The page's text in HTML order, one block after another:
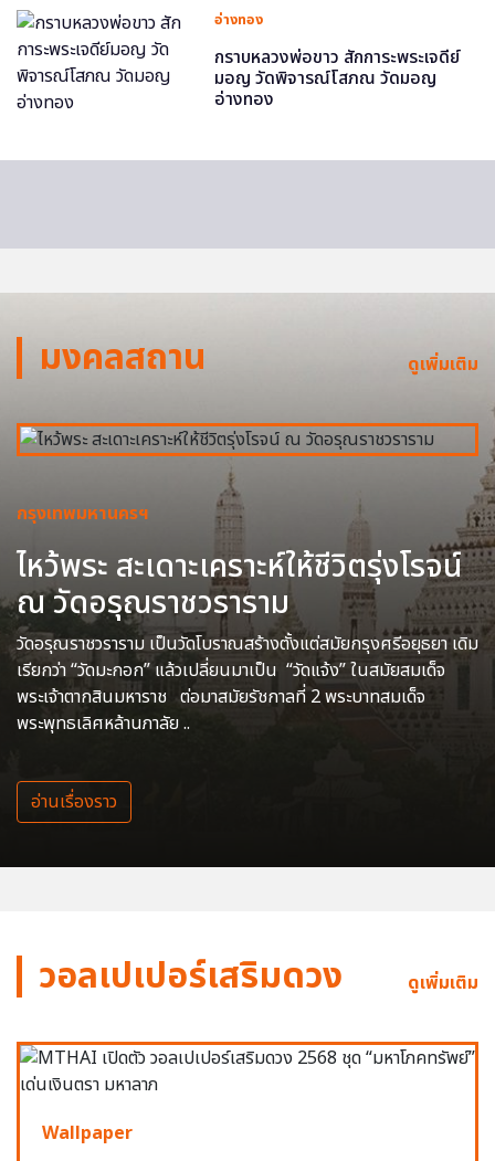
อ่างทอง
กราบหลวงพ่อขาว สักการะพระเจดีย์
มอญ วัดพิจารณ์โสภณ วัดมอญ
อ่างทอง
มงคลสถาน ดูเพิ่มเติม
กรุงเทพมหานครฯ
ไหว้พระ สะเดาะเคราะห์ให้ชีวิตรุ่งโรจน์
ณ วัดอรุณราชวราราม
วัดอรุณราชวราราม เป็นวัดโบราณสร้างตั้งแต่สมัยกรุงศรีอยุธยา เดิม
เรียกว่า “วัดมะกอก” แล้วเปลี่ยนมาเป็น “วัดแจ้ง” ในสมัยสมเด็จ
พระเจ้าตากสินมหาราช ต่อมาสมัยรัชกาลที่ 2 พระบาทสมเด็จ
พระพุทธเลิศหล้านภาลัย ..
อ่านเรื่องราว
วอลเปเปอร์เสริมดวง ดูเพิ่มเติม
Wallpaper